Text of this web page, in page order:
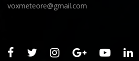
voxmeteore@gmail.com